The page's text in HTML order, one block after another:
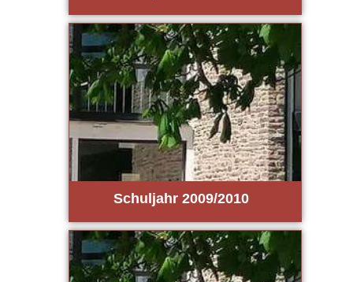
Schul­jahr 2009/2010